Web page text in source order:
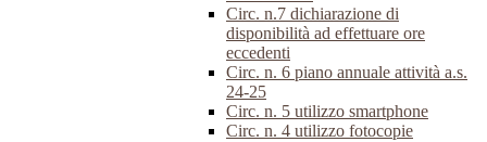
Circ. n.7 dichiarazione di
disponibilità ad effettuare ore
eccedenti
Circ. n. 6 piano annuale attività a.s.
24-25
Circ. n. 5 utilizzo smartphone
Circ. n. 4 utilizzo fotocopie